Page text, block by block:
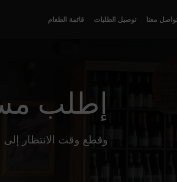
قائمة الطعام توصيل الطلبات معنا
إطلب
وقطع وقت الانتظار إلى